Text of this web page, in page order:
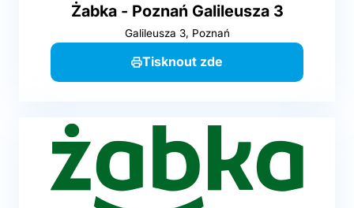
Żabka - Poznań Galileusza 3
Galileusza 3, Poznań
Tisknout zde